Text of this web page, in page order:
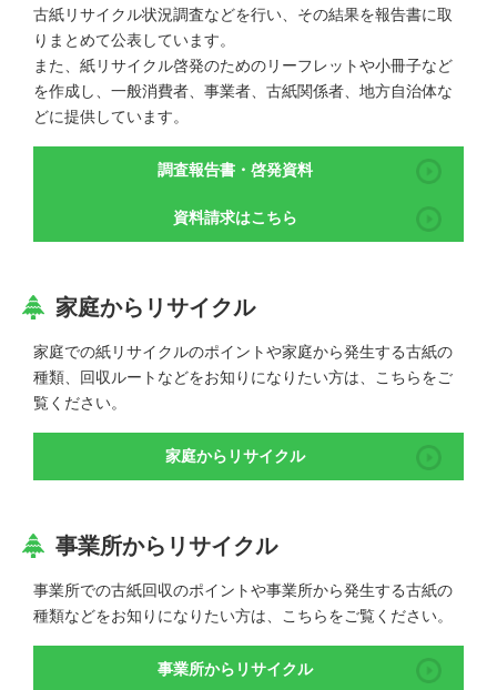
古紙リサイクル状況調査などを行い、その結果を報告書に取
りまとめて公表しています。
また、紙リサイクル啓発のためのリーフレットや小冊子など
を作成し、一般消費者、事業者、古紙関係者、地方自治体な
どに提供しています。
調査報告書・啓発資料
資料請求はこちら
家庭からリサイクル
家庭での紙リサイクルのポイントや家庭から発生する古紙の
種類、回収ルートなどをお知りになりたい方は、こちらをご
覧ください。
家庭からリサイクル
事業所からリサイクル
事業所での古紙回収のポイントや事業所から発生する古紙の
種類などをお知りになりたい方は、こちらをご覧ください。
事業所からリサイクル